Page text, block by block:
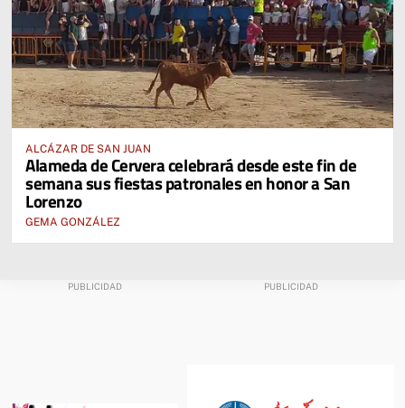
ALCÁZAR DE SAN JUAN
Alameda de Cervera celebrará desde este fin de
semana sus fiestas patronales en honor a San
Lorenzo
GEMA GONZÁLEZ